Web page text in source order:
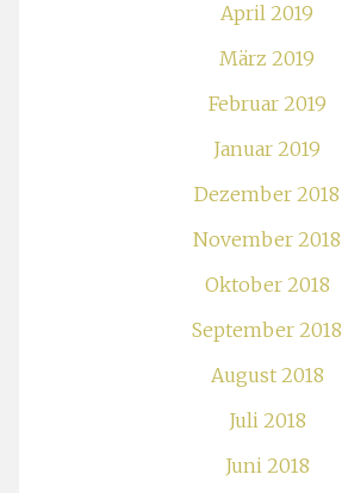
April 2019
März 2019
Februar 2019
Januar 2019
Dezember 2018
November 2018
Oktober 2018
September 2018
August 2018
Juli 2018
Juni 2018